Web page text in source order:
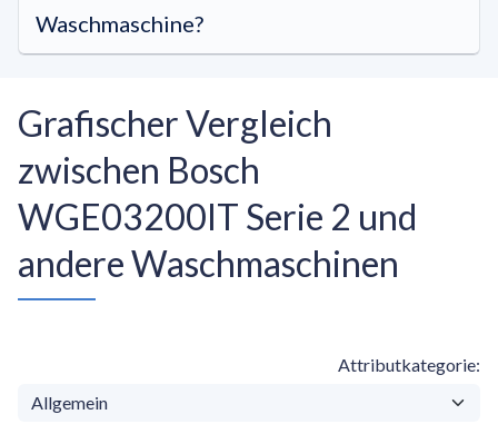
Waschmaschine?
Grafischer Vergleich
zwischen Bosch
WGE03200IT Serie 2 und
andere Waschmaschinen
Attributkategorie